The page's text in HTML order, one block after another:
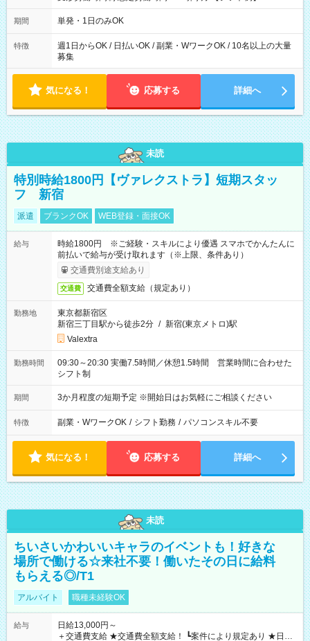
～21：00
期間 単発・1日のみOK
特徴
週1日からOK / 日払いOK / 副業・WワークOK / 10名以上の大量
募集
気になる！ 応募する 詳細へ
未読
特別時給1800円【ヴァレクストラ】短期スタッ
フ 新宿
派遣 ブランクOK WEB登録・面接OK
給与
時給1800円 ※ご経験・スキルにより優遇 スマホでかんたんに
前払いで給与が受け取れます（※上限、条件あり）
交通費別途支給あり
交通費 交通費全額支給（規定あり）
勤務地
東京都新宿区
新宿三丁目駅から徒歩2分 / 新宿(東京メトロ)駅
Valextra
勤務時間
09:30～20:30 実働7.5時間／休憩1.5時間 営業時間に合わせた
シフト制
期間 3か月程度の短期予定 ※開始日はお気軽にご相談ください
特徴 副業・WワークOK / シフト勤務 / パソコンスキル不要
気になる！ 応募する 詳細へ
未読
ちいさいかわいいキャラのイベントも！好きな
場所で働ける☆来社不要！働いたその日に給料
もらえる◎/T1
アルバイト 職種未経験OK
給与
日給13,000円～
＋交通費支給 ★交通費全額支給！ ┗案件により規定あり ★日払